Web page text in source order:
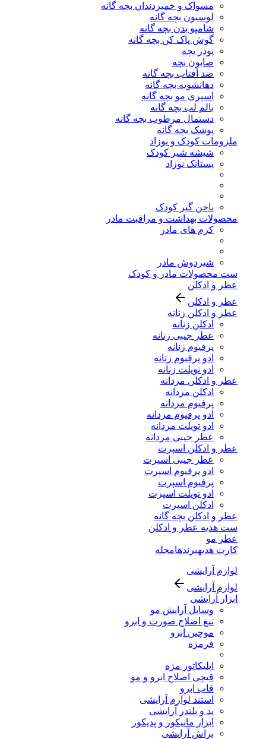
مسواک و خمیردندان بچه گانه
لوسیون بچه گانه
شامپو بدن بچه گانه
گوش پاک کن بچه گانه
پودر بچه
صابون بچه
ضد آفتاب بچه گانه
دهانشویه بچه گانه
اسپری مو بچه گانه
بالم لب بچه گانه
دستمال مرطوب بچه گانه
پوشک بچه گانه
ملزومات کودک و نوزاد
شیشه شیر کودک
پستانک نوزاد
ناخن گیر کودک
محصولات بهداشت و مراقبت مادر
کرم های مادر
شیردوش مادر
ست محصولات مادر و کودک
عطر و ادکلن
عطر و ادکلن
عطر و ادکلن زنانه
ادکلن زنانه
عطر جیبی زنانه
پرفیوم زنانه
ادو پرفیوم زنانه
ادو تویلت زنانه
عطر و ادکلن مردانه
ادکلن مردانه
پرفیوم مردانه
ادو پرفیوم مردانه
ادو تویلت مردانه
عطر جیبی مردانه
عطر و ادکلن اسپرت
عطر جیبی اسپرت
ادو پرفیوم اسپرت
پرفیوم اسپرت
ادو تویلت اسپرت
ادکلن اسپرت
عطر و ادکلن بچه گانه
ست هدیه عطر و ادکلن
عطر مو
کارت هدیهبرندهامجله
لوازم آرایشی
لوازم آرایشی
ابزار آرایشی
وسایل آرایش مو
تیغ اصلاح صورت و ابرو
موچین ابرو
فرمژه
اپلیکاتور مژه
قیچی اصلاح ابرو و مو
قاب ابرو
استند لوازم آرایشی
پد و بلندر آرایشی
ابزار مانیکور و پدیکور
براش آرایشی